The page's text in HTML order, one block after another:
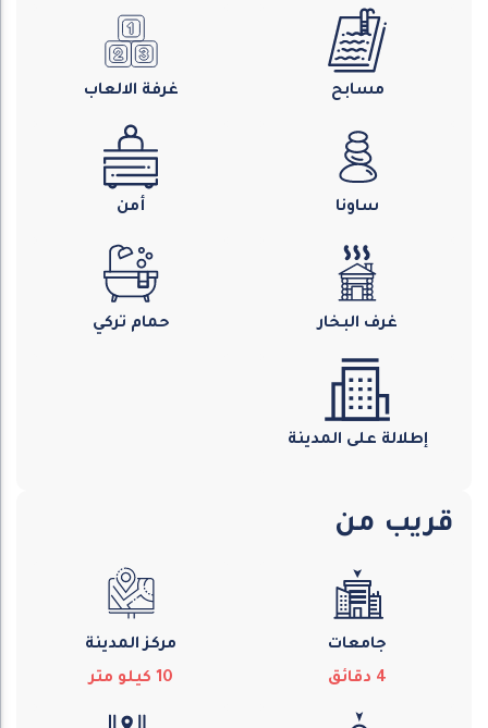
مسابح غرفة الالعاب
ساونا أمن
غرف البخار حمام تركي
إطلالة على المدينة
قريب من
جامعات
4 دقائق
مركز المدينة
10 كيلو متر